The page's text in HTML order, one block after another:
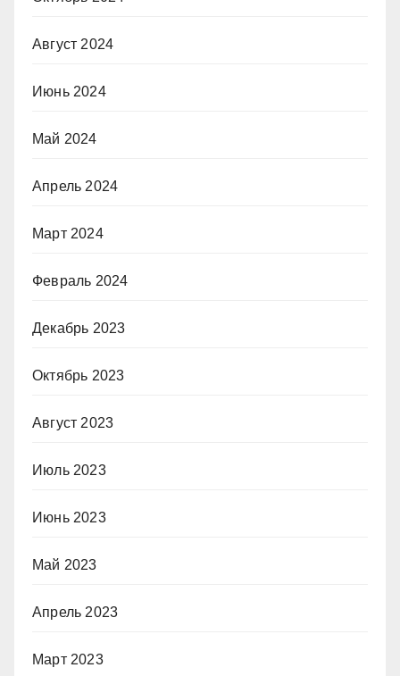
Август 2024
Июнь 2024
Май 2024
Апрель 2024
Март 2024
Февраль 2024
Декабрь 2023
Октябрь 2023
Август 2023
Июль 2023
Июнь 2023
Май 2023
Апрель 2023
Март 2023